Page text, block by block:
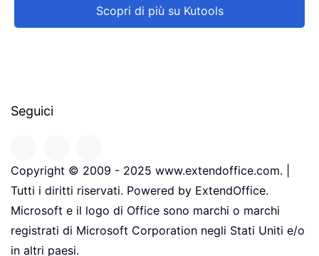
Scopri di più su Kutools
Seguici
Copyright © 2009 - 2025 www.extendoffice.com. |
Tutti i diritti riservati. Powered by ExtendOffice.
Microsoft e il logo di Office sono marchi o marchi
registrati di Microsoft Corporation negli Stati Uniti e/o
in altri paesi.